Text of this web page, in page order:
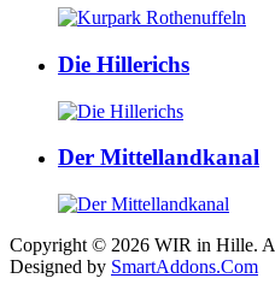
Die Hillerichs
Der Mittellandkanal
Copyright © 2026 WIR in Hille.
Designed by SmartAddons.Com